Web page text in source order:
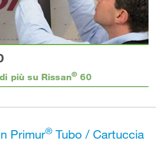
più su Rissan® 60
Primur® Tubo / Cartuccia